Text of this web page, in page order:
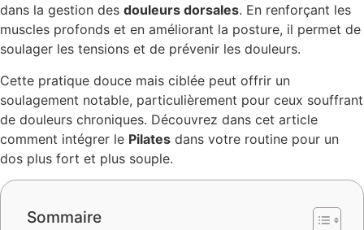
dans la gestion des douleurs dorsales. En renforçant les
muscles profonds et en améliorant la posture, il permet de
soulager les tensions et de prévenir les douleurs.
Cette pratique douce mais ciblée peut offrir un
soulagement notable, particulièrement pour ceux souffrant
de douleurs chroniques. Découvrez dans cet article
comment intégrer le Pilates dans votre routine pour un
dos plus fort et plus souple.
Sommaire